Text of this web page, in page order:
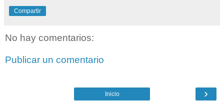
Compartir
No hay comentarios:
Publicar un comentario
›
Inicio